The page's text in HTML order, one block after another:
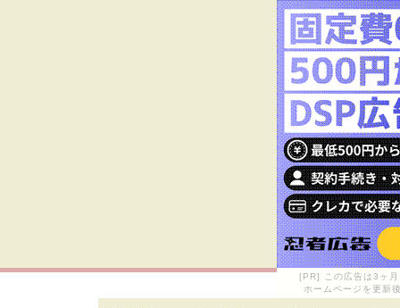
[PR] この広告は3ヶ
ホームページを更新